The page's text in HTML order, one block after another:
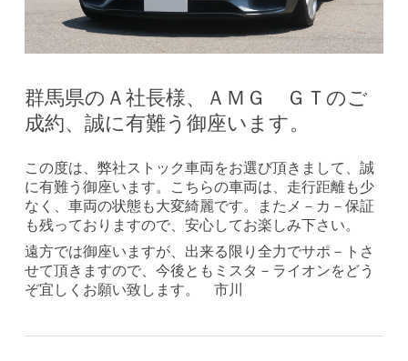
群馬県のＡ社長様、ＡＭＧ ＧＴのご
成約、誠に有難う御座います。
この度は、弊社ストック車両をお選び頂きまして、誠
に有難う御座います。こちらの車両は、走行距離も少
なく、車両の状態も大変綺麗です。またメ－カ－保証
も残っておりますので、安心してお楽しみ下さい。
遠方では御座いますが、出来る限り全力でサポ－トさ
せて頂きますので、今後ともミスタ－ライオンをどう
ぞ宜しくお願い致します。 市川